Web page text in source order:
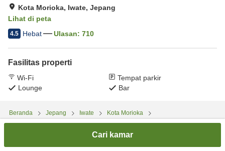
Kota Morioka, Iwate, Jepang
Lihat di peta
4.5 Hebat Ulasan: 710
Fasilitas properti
Wi-Fi
Tempat parkir
Lounge
Bar
Beranda Jepang Iwate
Kota Morioka
Hotel Metropolitan Morioka New Wing
Cari kamar